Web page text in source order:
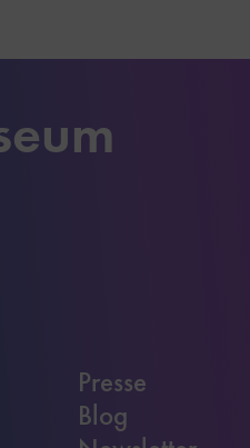
Presse
Blog